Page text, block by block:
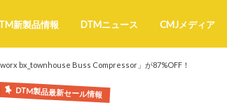
新製品情報 DTMニュース CMJメディア
bx_townhouse Buss Compressor」が87%OFF！
DTM製品最新セール情報